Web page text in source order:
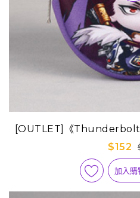
[OUTLET]《Thunderbolt
版迷你隨身
$152
加入購